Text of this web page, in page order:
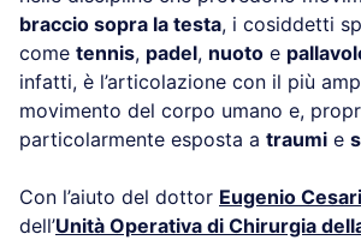
braccio sopra la testa, i cosiddetti
come tennis, padel, nuoto e
infatti, è l’articolazione con il più
movimento del corpo umano e,
particolarmente esposta a traumi e
Con l’aiuto del dottor Eugenio Cesari
dell’Unità Operativa di Chirurgia